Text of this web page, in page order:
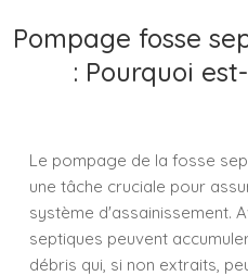
Pompage fosse
: Pourquoi
Le pompage de la fosse
une tâche cruciale pour
système d'assainissement.
septiques peuvent
débris qui, si non extraits,